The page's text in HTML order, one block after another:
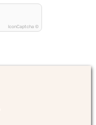
IconCaptcha ©